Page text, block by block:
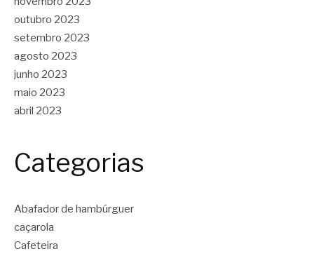
outubro 2023
setembro 2023
agosto 2023
junho 2023
maio 2023
abril 2023
Categorias
Abafador de hambúrguer
caçarola
Cafeteira